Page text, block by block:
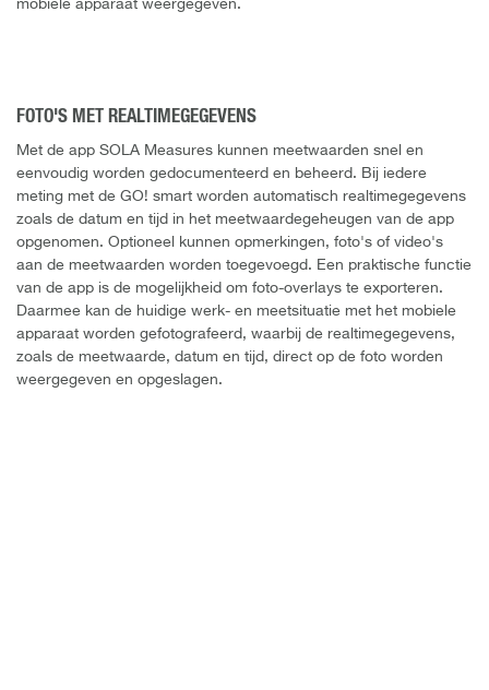
mobiele apparaat weergegeven.
FOTO'S MET REALTIMEGEGEVENS
Met de app SOLA Measures kunnen meetwaarden snel en
eenvoudig worden gedocumenteerd en beheerd. Bij iedere
meting met de GO! smart worden automatisch realtimegegevens
zoals de datum en tijd in het meetwaardegeheugen van de app
opgenomen. Optioneel kunnen opmerkingen, foto's of video's
aan de meetwaarden worden toegevoegd. Een praktische functie
van de app is de mogelijkheid om foto-overlays te exporteren.
Daarmee kan de huidige werk- en meetsituatie met het mobiele
apparaat worden gefotografeerd, waarbij de realtimegegevens,
zoals de meetwaarde, datum en tijd, direct op de foto worden
weergegeven en opgeslagen.